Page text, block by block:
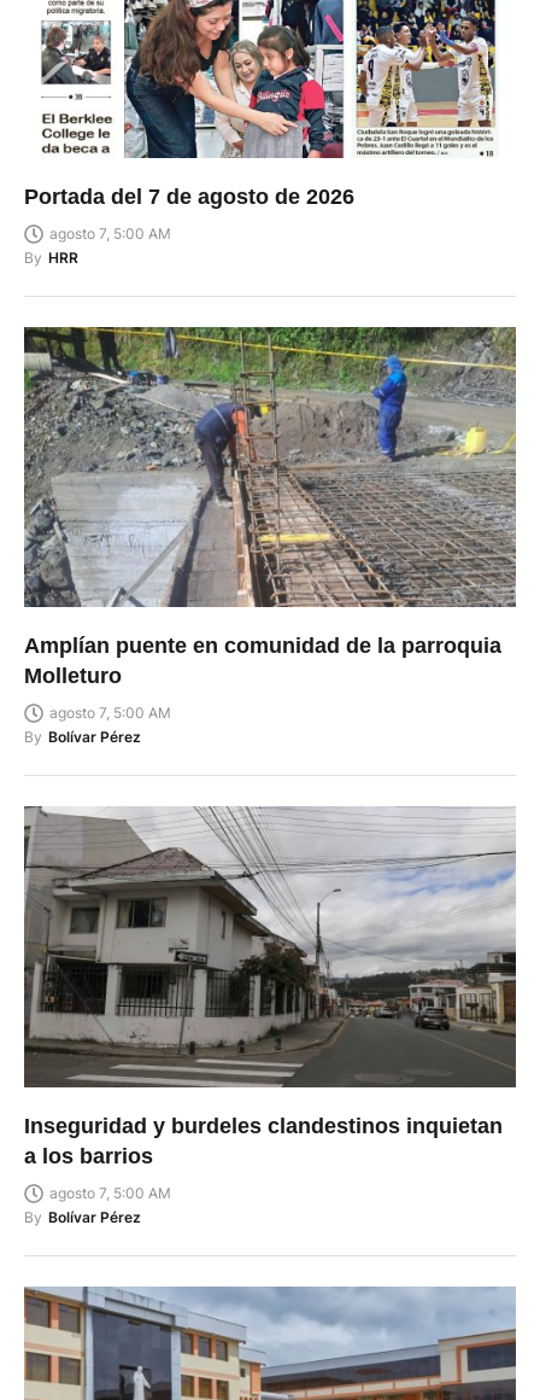
Portada del 7 de agosto de 2026
agosto 7, 5:00 AM
By HRR
Amplían puente en comunidad de la parroquia
Molleturo
agosto 7, 5:00 AM
By Bolívar Pérez
Inseguridad y burdeles clandestinos inquietan
a los barrios
agosto 7, 5:00 AM
By Bolívar Pérez